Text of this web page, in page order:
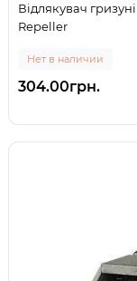
Відлякувач
Repeller
Нет в наличии
304.00грн.